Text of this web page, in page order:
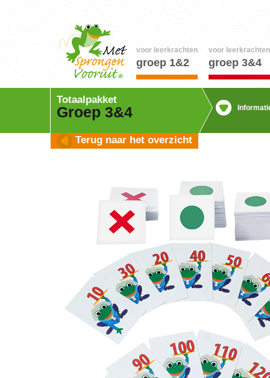
voor leerkrachten
groep 1&2
voor leerkrachten
groep 3&4
Totaalpakket
Groep 3&4
Terug naar het overzicht